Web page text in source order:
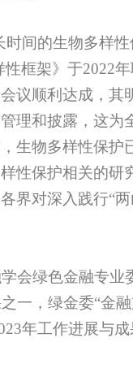
间的生物多样
框架》于2022
议顺利达成，其
理和披露，这为
生物多样性保护
性保护相关的研
界对深入践行“
会绿色金融专
一，绿金委“金
年工作进展与